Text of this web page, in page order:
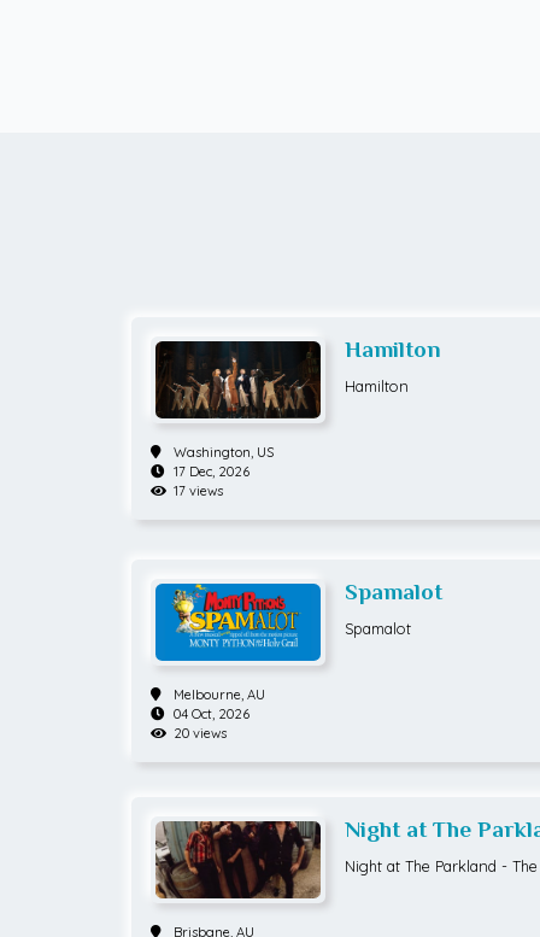
Hamilton
Hamilton
Washington, US
17 Dec, 2026
17 views
Spamalot
Spamalot
Melbourne, AU
04 Oct, 2026
20 views
Night at The
Magic Dirt
Night at The Parkland -
Brisbane, AU